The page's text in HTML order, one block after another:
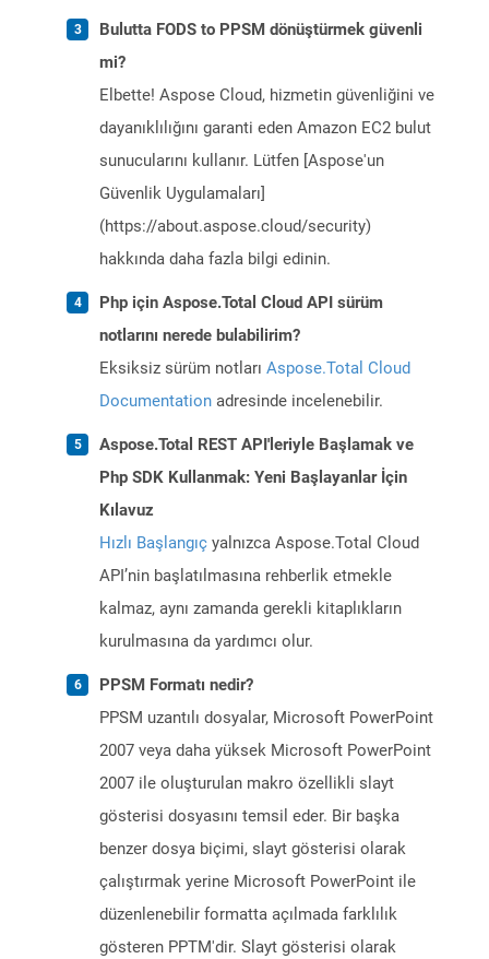
Bulutta FODS to PPSM dönüştürmek güvenli
mi?
Elbette! Aspose Cloud, hizmetin güvenliğini ve
dayanıklılığını garanti eden Amazon EC2 bulut
sunucularını kullanır. Lütfen [Aspose'un
Güvenlik Uygulamaları]
(https://about.aspose.cloud/security)
hakkında daha fazla bilgi edinin.
Php için Aspose.Total Cloud API sürüm
notlarını nerede bulabilirim?
Eksiksiz sürüm notları Aspose.Total Cloud
Documentation adresinde incelenebilir.
Aspose.Total REST API'leriyle Başlamak ve
Php SDK Kullanmak: Yeni Başlayanlar İçin
Kılavuz
Hızlı Başlangıç yalnızca Aspose.Total Cloud
API’nin başlatılmasına rehberlik etmekle
kalmaz, aynı zamanda gerekli kitaplıkların
kurulmasına da yardımcı olur.
PPSM Formatı nedir?
PPSM uzantılı dosyalar, Microsoft PowerPoint
2007 veya daha yüksek Microsoft PowerPoint
2007 ile oluşturulan makro özellikli slayt
gösterisi dosyasını temsil eder. Bir başka
benzer dosya biçimi, slayt gösterisi olarak
çalıştırmak yerine Microsoft PowerPoint ile
düzenlenebilir formatta açılmada farklılık
gösteren PPTM'dir. Slayt gösterisi olarak